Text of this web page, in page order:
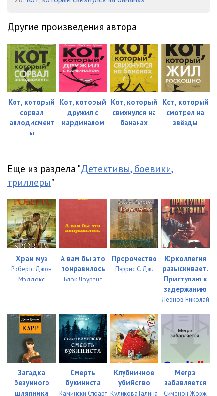
Другие произведения автора
Кот, который
сорвал
аплодисмент
ы
Кот, который
дружил с
кардиналом
Кот, который
свихнулся на
бананах
Кот, который
смотрел на
звёзды
Еще из раздела "Детективы, боевики,
триллеры"
Храм муз
Робертс Джон
Мэддокс
А вам бы это
понравилось
Блок Лоуренс
Пророчество
Пэррис С. Дж.
Юрколлегия
разыскивает.
Приступаю к
задержанию
Леонов Николай
Загадка
безумного
шляпника
Смерть
букиниста
Камински Стюарт
Клубничное
убийство
Куликова Галина
Мегрэ
забавляется
Сименон Жорж